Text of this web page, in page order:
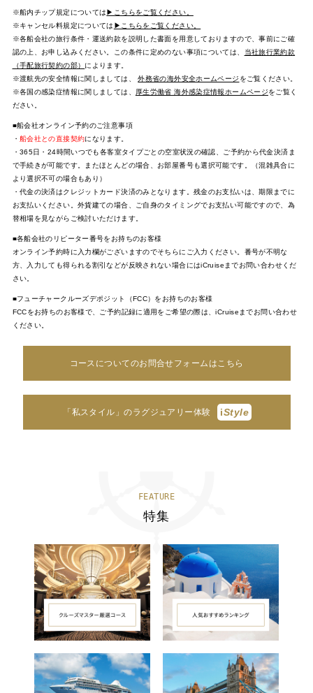
※船内チップ規定については▶こちらをご覧ください。
※キャンセル料規定については ▶こちらをご覧ください。
※各船会社の旅行条件・運送約款を説明した書面を用意しておりますので、事前にご確
認の上、お申し込みください。この条件に定めのない事項については、
当社旅行業約款
（手配旅行契約の部） によります。
※渡航先の安全情報に関しましては、外務省の海外安全ホームページ をご覧ください。
※各国の感染症情報に関しましては、
厚生労働省 海外感染症情報ホームページをご覧く
ださい。
■船会社オンライン予約のご注意事項
・ 船会社との直接契約になります。
・365日・24時間いつでも各客室タイプごとの空室状況の確認、ご予約から代金決済ま
で手続きが可能です。またほとんどの場合、お部屋番号も選択可能です。（混雑具合に
より選択不可の場合もあり）
・代金の決済はクレジットカード決済のみとなります。残金のお支払いは、期限までに
お支払いください。外貨建ての場合、ご自身のタイミングでお支払い可能ですので、為
替相場を見ながらご検討いただけます。
■各船会社のリピーター番号をお持ちのお客様
オンライン予約時に入力欄がございますのでそちらにご入力ください。番号が不明な
方、入力しても得られる割引などが反映されない場合にはiCruiseまでお問い合わせくだ
さい。
■フューチャークルーズデポジット（FCC）をお持ちのお客様
FCCをお持ちのお客様で、ご予約記録に適用をご希望の際は、iCruiseまでお問い合わせ
ください。
コースについてのお問合せフォームはこちら
「私スタイル」のラグジュアリー体験 iStyle
FEATURE
特集